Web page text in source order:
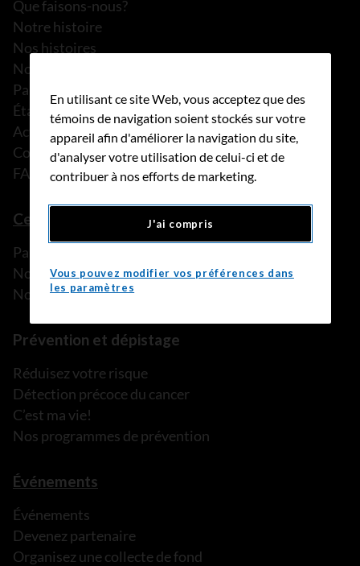
Que faisons-nous?
Notre histoire
Nos histoires
Notre équipe
Partenariats
États financiers
Actualités
Communiqués de presse
FAQ
Ce que nous pouvons faire
Parler à une personne de confiance
Nos programmes et services
Nos ressources
Prévention et dépistage
Réduisez votre risque
Détection précoce du cancer
C’est ma vie!
Nos programmes de prévention
Événements
Événements
Devenez partenaire
Organisez une collecte de fond
En utilisant ce site Web, vous acceptez que des
témoins de navigation soient stockés sur votre
appareil afin d'améliorer la navigation du site,
d'analyser votre utilisation de celui-ci et de
contribuer à nos efforts de marketing.
J'ai compris
Vous pouvez modifier vos préférences dans
les paramètres